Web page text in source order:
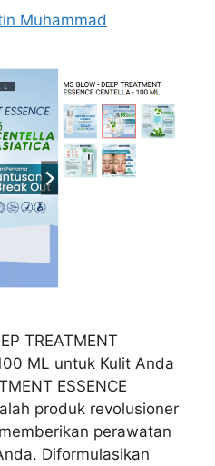
Muhammad
TREATMENT
ML untuk Kulit Anda
ESSENCE
produk revolusioner
perawatan
Diformulasikan